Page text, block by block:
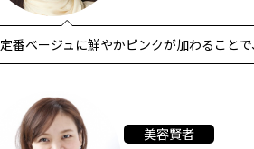
定番ベージュに鮮やかピンクが加わること
美容賢者